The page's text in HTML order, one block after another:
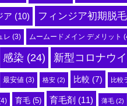
ア (10) フィンジア初期脱毛
レ (3) ムームードメイン デメリット
感染 (24) 新型コロナウ
最安値 (3) 格安 (2) 比較 (7) 比較
育毛 (5) 育毛剤 (11) 薄毛 (2)